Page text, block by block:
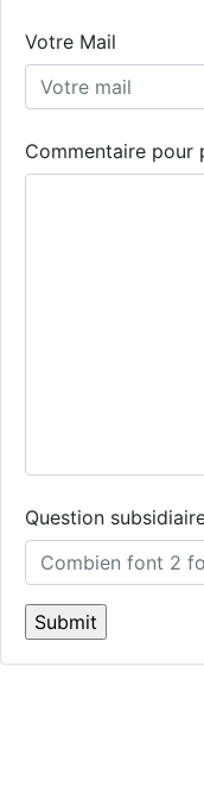
Votre Mail
Commentaire pour
Question